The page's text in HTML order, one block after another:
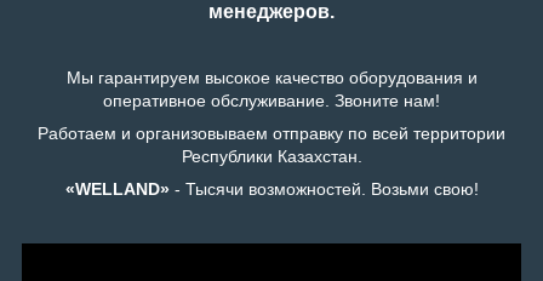
менеджеров.
Мы гарантируем высокое качество оборудования и
оперативное обслуживание. Звоните нам!
Работаем и организовываем отправку по всей территории
Республики Казахстан.
«WELLAND»- Тысячи возможностей. Возьми свою!